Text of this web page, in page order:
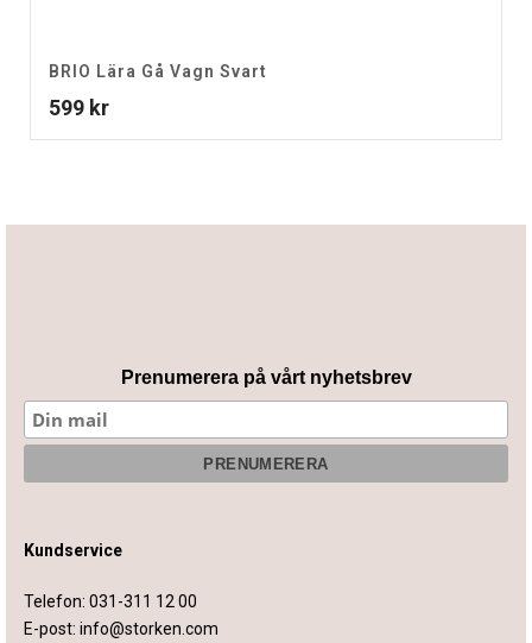
BRIO Lära Gå Vagn Svart
599 kr
Prenumerera på vårt nyhetsbrev
Kundservice
Telefon: 031-311 12 00
E-post: info@storken.com